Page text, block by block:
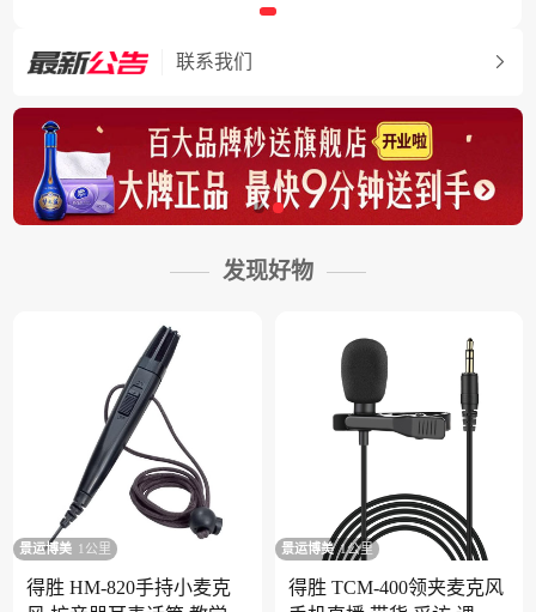
联系我们
发现好物
景运博美 1公里
得胜 HM-820手持小麦克
景运博美 1公里
得胜 TCM-400领夹麦克风